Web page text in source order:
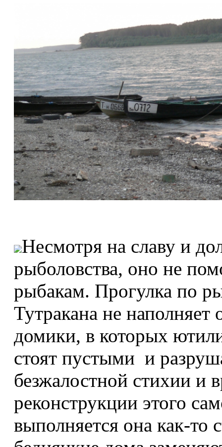
Несмотря на славу и
рыболовства, оно не
рыбакам. Прогулка по
Тутракана не
домики, в которых
стоят пустыми и
безжалостной стихии и
реконструкции этого
выполняется она как-то